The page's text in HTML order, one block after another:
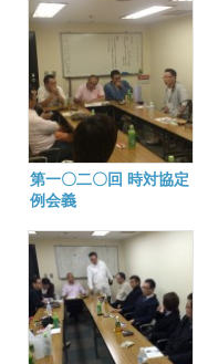
第一〇二〇回 時対協定
例会義